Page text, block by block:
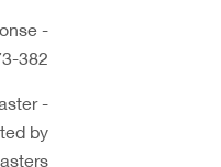
382.
by